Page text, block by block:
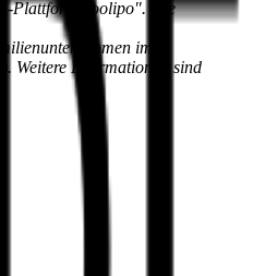
Plattform "oolipo". Die
im
Weitere Informationen sind